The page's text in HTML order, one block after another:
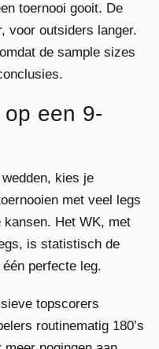
toernooi gooit. De
voor outsiders langer.
de sample sizes
een 9-
kies je
met veel legs
kansen. Het WK, met
is statistisch de
perfecte leg.
topscorers
routinematig 180’s